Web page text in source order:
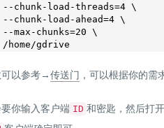
--chunk-load-threads=4 \
--chunk-load-ahead=4 \
--max-chunks=20 \
以参考→传送门 ，可以根据你的需
你输入客户端 ID 和密匙，然后打